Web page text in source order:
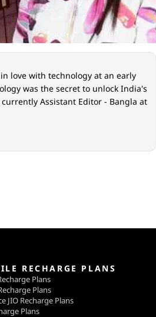
love with technology at an early
was the secret to unlock India's
Assistant Editor - Bangla at
RECHARGE PLANS
Plans
Plans
JIO Recharge Plans
Plans